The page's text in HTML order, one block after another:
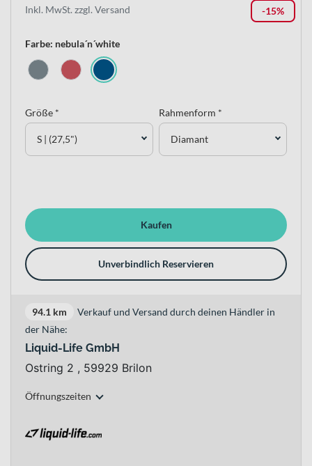
-15%
Inkl. MwSt. zzgl. Versand
Farbe: nebula´n´white
Größe *
S | (27,5")
Rahmenform *
Diamant
Kaufen
Unverbindlich Reservieren
94.1 km
Verkauf und Versand durch deinen Händler in
der Nähe:
Liquid-Life GmbH
Ostring 2 , 59929 Brilon
Öffnungszeiten